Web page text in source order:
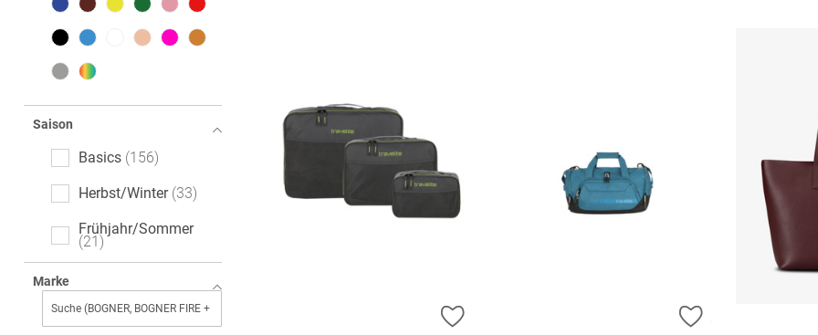
Saison
Basics 156
Herbst/Winter 33
Frühjahr/Sommer
21
Marke
ZUR WUNSCHLISTE HINZUFÜGEN ZUR